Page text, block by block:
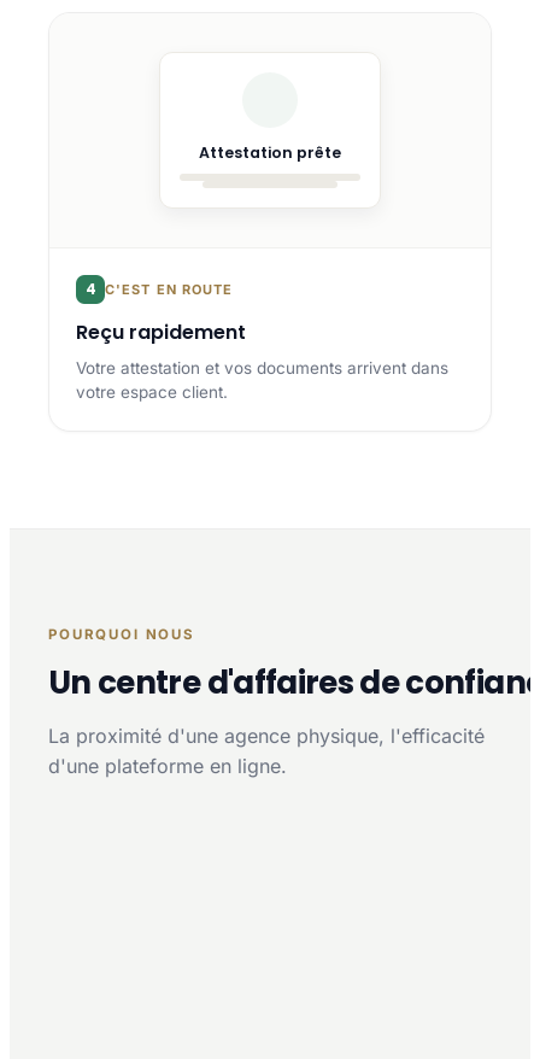
Attestation prête
4 C'EST EN ROUTE
Reçu rapidement
Votre attestation et vos documents arrivent dans
votre espace client.
POURQUOI NOUS
Un centre d'affaires de
La proximité d'une agence physique, l'efficacité
d'une plateforme en ligne.